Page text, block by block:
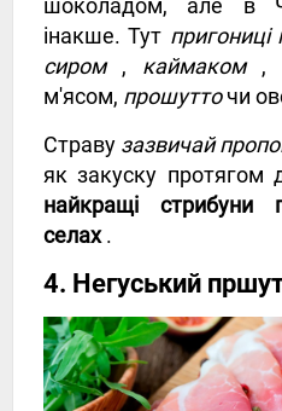
шоколадом, але в
інакше. Тут
сиром, каймаком,
м'ясом, прошутточи
Страву зазвичай
як закуску
найкращі стрибуни
селах.
4. Негуський